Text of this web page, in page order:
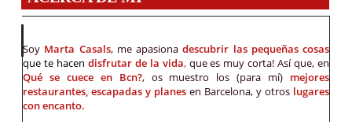
Soy Marta Casals, me apasionadescubrir las pequeñas cosas
que te hacen disfrutar de la vida,que es muy corta! Así que, en
Qué se cuece en Bcn?, os muestro los (para mí) mejores
restaurantes, escapadas y planes en Barcelona, y otros lugares
con encanto.